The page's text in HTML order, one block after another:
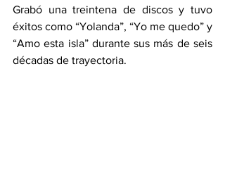
Grabó una treintena de discos y tuvo
éxitos como “Yolanda”, “Yo me quedo” y
“Amo esta isla” durante sus más de seis
décadas de trayectoria.